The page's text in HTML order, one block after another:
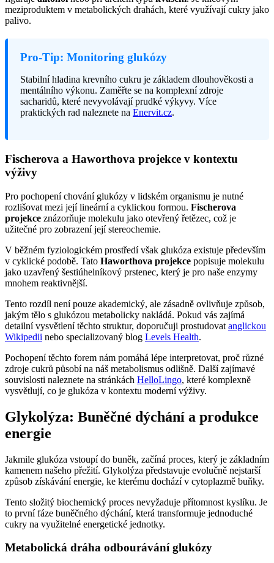
meziproduktem v metabolických drahách, které využívají cukry jako
palivo.
Pro-Tip: Monitoring glukózy
Stabilní hladina krevního cukru je základem dlouhověkosti a
mentálního výkonu. Zaměřte se na komplexní zdroje
sacharidů, které nevyvolávají prudké výkyvy. Více
praktických rad naleznete na Enervit.cz.
Fischerova a Haworthova projekce v kontextu
výživy
Pro pochopení chování glukózy v lidském organismu je nutné
rozlišovat mezi její lineární a cyklickou formou. Fischerova
projekce znázorňuje molekulu jako otevřený řetězec, což je
užitečné pro zobrazení její stereochemie.
V běžném fyziologickém prostředí však glukóza existuje především
v cyklické podobě. Tato Haworthova projekce popisuje molekulu
jako uzavřený šestiúhelníkový prstenec, který je pro naše enzymy
mnohem reaktivnější.
Tento rozdíl není pouze akademický, ale zásadně ovlivňuje způsob,
jakým tělo s glukózou metabolicky nakládá. Pokud vás zajímá
detailní vysvětlení těchto struktur, doporučuji prostudovat anglickou
Wikipedii nebo specializovaný blog Levels Health.
Pochopení těchto forem nám pomáhá lépe interpretovat, proč různé
zdroje cukrů působí na náš metabolismus odlišně. Další zajímavé
souvislosti naleznete na stránkách HelloLingo, které komplexně
vysvětlují, co je glukóza v kontextu moderní výživy.
Glykolýza: Buněčné dýchání a produkce
energie
Jakmile glukóza vstoupí do buněk, začíná proces, který je základním
kamenem našeho přežití. Glykolýza představuje evolučně nejstarší
způsob získávání energie, ke kterému dochází v cytoplazmě buňky.
Tento složitý biochemický proces nevyžaduje přítomnost kyslíku. Je
to první fáze buněčného dýchání, která transformuje jednoduché
cukry na využitelné energetické jednotky.
Metabolická dráha odbourávání glukózy